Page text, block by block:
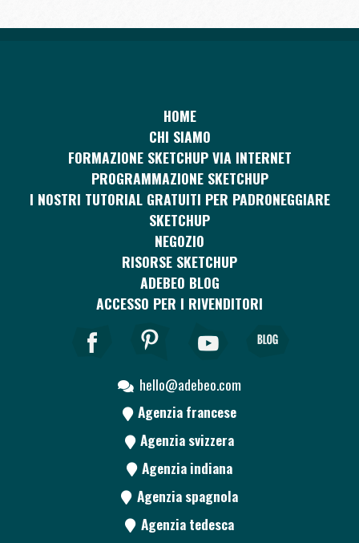
HOME
CHI SIAMO
FORMAZIONE SKETCHUP VIA INTERNET
PROGRAMMAZIONE SKETCHUP
I NOSTRI TUTORIAL GRATUITI PER PADRONEGGIARE
SKETCHUP
NEGOZIO
RISORSE SKETCHUP
ADEBEO BLOG
ACCESSO PER I RIVENDITORI
hello@adebeo.com
Agenzia francese
Agenzia svizzera
Agenzia indiana
Agenzia spagnola
Agenzia tedesca